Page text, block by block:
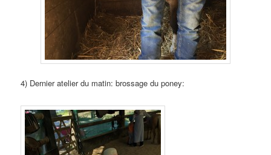
4) Dernier atelier du matin: brossage du poney: